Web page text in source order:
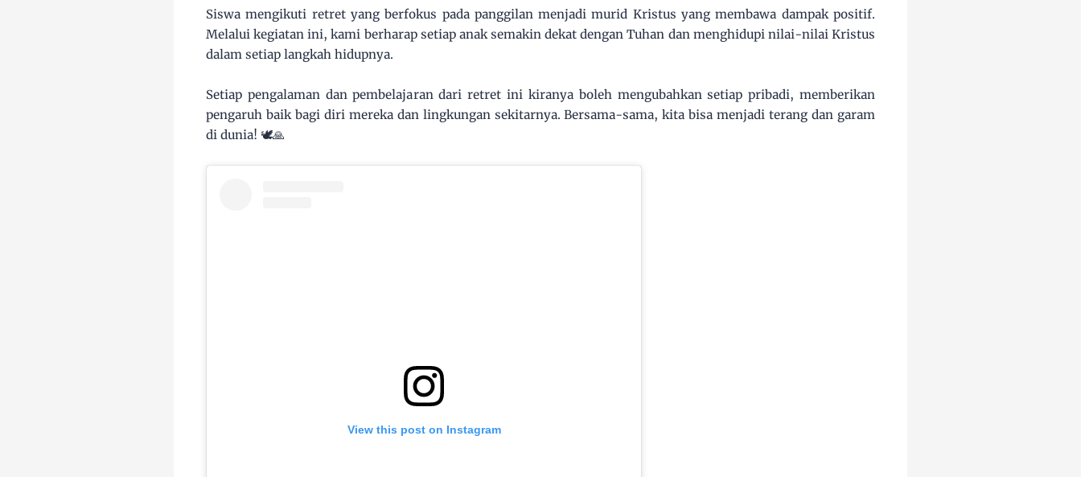
Siswa mengikuti retret yang berfokus pada panggilan menjadi murid Kristus yang membawa dampak positif.
Melalui kegiatan ini, kami berharap setiap anak semakin dekat dengan Tuhan dan menghidupi nilai-nilai Kristus
dalam setiap langkah hidupnya.
Setiap pengalaman dan pembelajaran dari retret ini kiranya boleh mengubahkan setiap pribadi, memberikan
pengaruh baik bagi diri mereka dan lingkungan sekitarnya. Bersama-sama, kita bisa menjadi terang dan garam
di dunia! 🕊️🙏
View this post on Instagram